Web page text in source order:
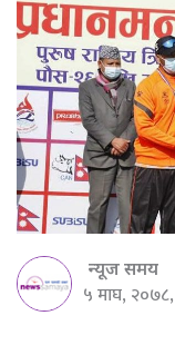
न्यूज समय
५ माघ,